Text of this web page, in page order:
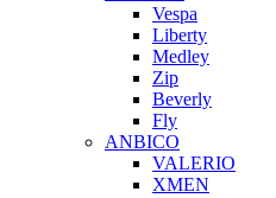
Vespa
Liberty
Medley
Zip
Beverly
Fly
ANBICO
VALERIO
XMEN